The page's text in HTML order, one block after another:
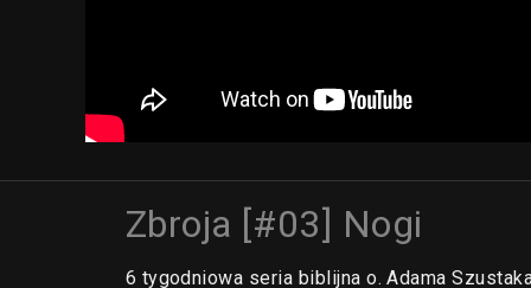
Zbroja [#03] Nogi
6 tygodniowa seria biblijna o. Adama